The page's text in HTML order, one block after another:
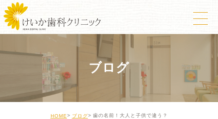
ブログ
HOME ブログ 歯の名前！大人と子供で違う？